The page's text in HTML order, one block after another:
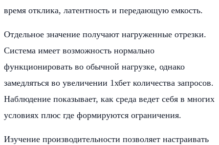
время отклика, латентность и передающую емкость.
Отдельное значение получают нагруженные отрезки.
Система имеет возможность нормально
функционировать во обычной нагрузке, однако
замедляться во увеличении 1хбет количества запросов.
Наблюдение показывает, как среда ведет себя в многих
условиях плюс где формируются ограничения.
Изучение производительности позволяет настраивать